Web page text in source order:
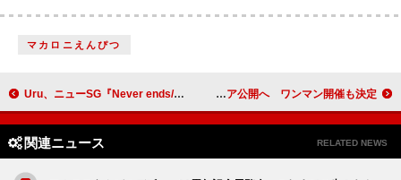
マカロニえんぴつ
Uru、ニューSG『Never ends/手紙』リリース記念WEBラジオYouTubeにて公開 Rol3ert、新曲「say my name」リリース＆MVプレミア公開へ ワンマン開催も決定
関連ニュース RELATED NEWS